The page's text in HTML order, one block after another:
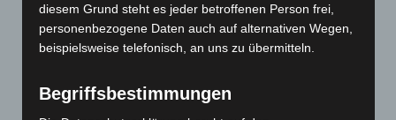
vorgetragenen Angriffen der SG erwehren.
Altwicker war sehr zufrieden mit der geringen Zahl
ersten Spiel, mit der Chancenverwertung. Ein
diesem Grund steht es jeder betroffenen Person frei,
personenbezogene Daten auch auf alternativen Wegen,
beispielsweise telefonisch, an uns zu übermitteln.
Begriffsbestimmungen